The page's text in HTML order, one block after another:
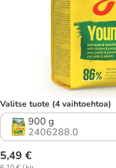
Valitse tuote (4 vaihtoehtoa)
900 g
2406288.0
5,49 €